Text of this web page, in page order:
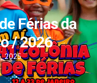
Férias da
/ 2026
2025